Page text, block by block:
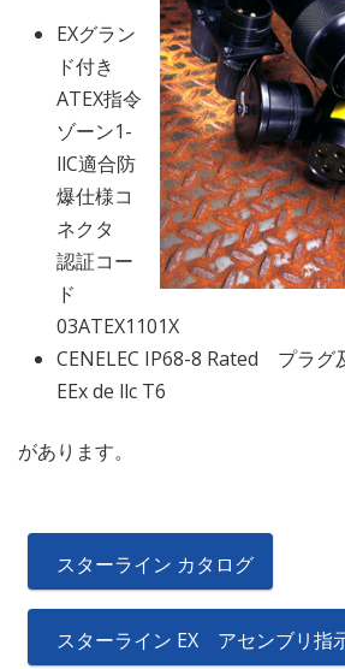
EXグラン
ド付き
ATEX指令
ゾーン1-
llC適合防
爆仕様コ
ネクタ
認証コー
ド
03ATEX1101X
CENELEC IP68-8 Rated プラグ
EEx de llc T6
があります。
スターライン カタログ
スターライン EX アセンブリ指